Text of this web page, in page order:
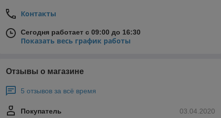
Контакты
Сегодня работает с 09:00 до 16:30
Показать весь график работы
Отзывы о магазине
5 отзывов за всё время
03.04.2020
Покупатель